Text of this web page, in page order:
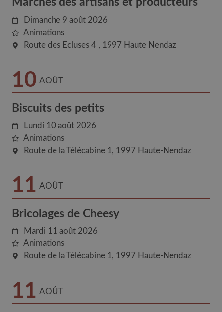
Marchés des artisans et producteurs
Dimanche 9 août 2026
Animations
Route des Ecluses 4
1997 Haute Nendaz
10 AOÛT
Biscuits des petits
Lundi 10 août 2026
Animations
Route de la Télécabine 1
1997 Haute-Nendaz
11 AOÛT
Bricolages de Cheesy
Mardi 11 août 2026
Animations
Route de la Télécabine 1
1997 Haute-Nendaz
11 AOÛT